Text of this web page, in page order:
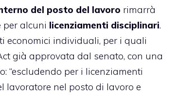
del posto del lavoro rimarrà
per alcuni licenziamenti disciplinari.
economici individuali, per i quali
già approvata dal senato, con una
“escludendo per i licenziamenti
lavoratore nel posto di lavoro e